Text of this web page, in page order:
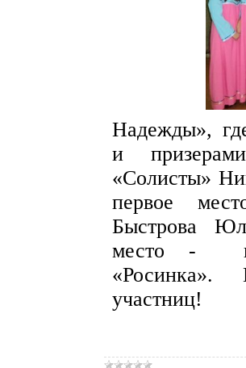
Надежды»,
и
«Солисты»
первое
Быстрова
место -
«Росинка».
участниц!